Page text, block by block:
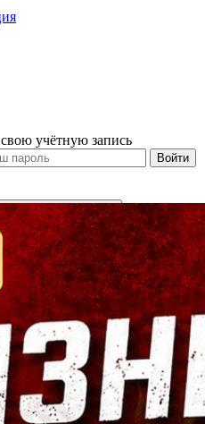
учётную запись